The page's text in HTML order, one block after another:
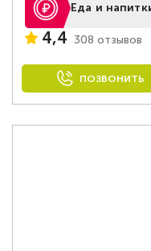
Еда и
4,4 308 отзывов
ПОЗВОНИТЬ